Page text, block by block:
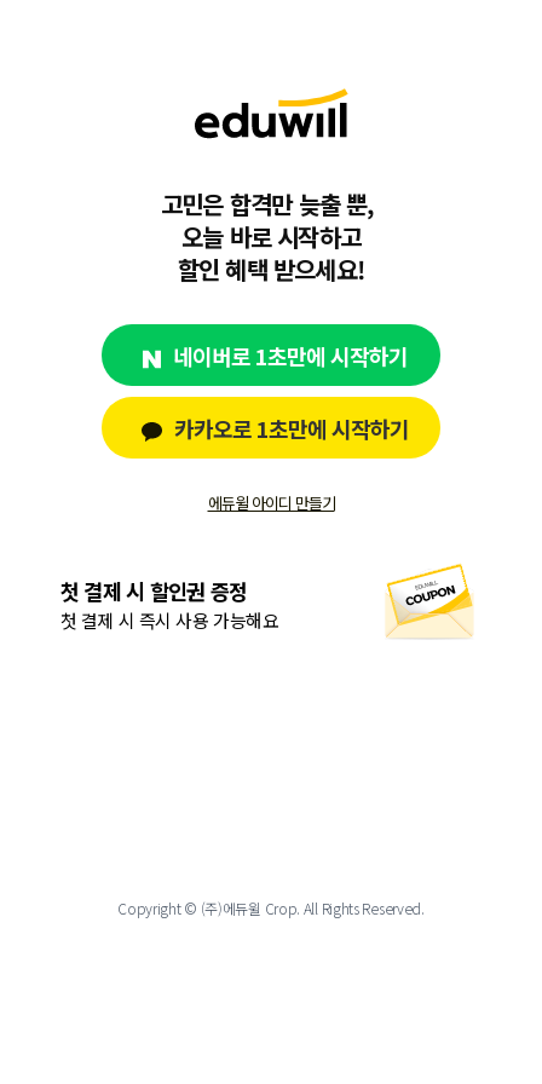
고민은 합격만 늦출 뿐,
오늘 바로 시작하고
할인 혜택 받으세요!
네이버로 1초만에 시작하기
카카오로 1초만에 시작하기
에듀윌 아이디 만들기
첫 결제 시 할인권 증정
첫 결제 시 즉시 사용 가능해요
Copyright © (주)에듀윌 Crop. All Rights Reserved.